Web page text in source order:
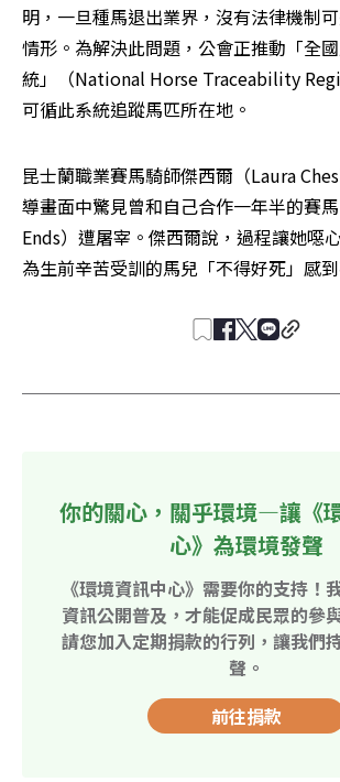
明，一旦種馬退出業界，沒有法律機制
情形。為解決此問題，公會正推動「全
統」（National Horse Traceability
可循此系統追蹤馬匹所在地。
昆士蘭職業賽馬騎師傑西爾（Laura
導畫面中驚見曾和自己合作一年半的賽
Ends）遭屠宰。傑西爾說，過程讓她噁
為生前辛苦受訓的馬兒「不得好死」感到
你的關心，關乎環境—讓《
心》為環境發聲
《環境資訊中心》需要你的支持！
資訊公開普及，才能促成民眾的參
請您加入定期捐款的行列，讓我們
聲。
前往捐款